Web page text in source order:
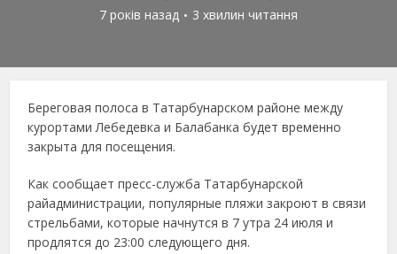
7 років назад 3 хвилин читання
Береговая полоса в Татарбунарском районе между
курортами Лебедевка и Балабанка будет временно
закрыта для посещения.
Как сообщает пресс-служба Татарбунарской
райадминистрации, популярные пляжи закроют в связи
стрельбами, которые начнутся в 7 утра 24 июля и
продлятся до 23:00 следующего дня.